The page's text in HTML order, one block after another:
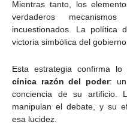
Mientras tanto, los
verdaderos
incuestionados. La política
victoria simbólica del gobierno.
Esta estrategia confirma
cínica razón del poder:
conciencia de su artificio.
manipulan el debate, y su
esa lucidez.